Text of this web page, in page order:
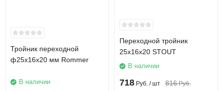
Тройник переходной
ф25х16х20 мм Rommer
В наличии
Переходной тройник
25x16x20 STOUT
В наличии
718 Руб. / шт 816 Руб.